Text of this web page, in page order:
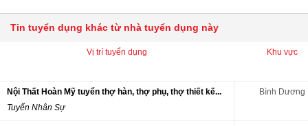
Tin tuyển dụng khác từ nhà tuyển dụng này
Vị trí tuyển dụng Khu vực
Nội Thất Hoàn Mỹ tuyển thợ hàn, thợ phụ, thợ thiết kế...
Tuyển Nhân Sự
Bình Dương